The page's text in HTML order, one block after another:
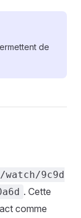
de
9c9d
. Cette
comme